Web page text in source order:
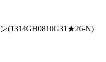
(1314GH0810G31★26-N)